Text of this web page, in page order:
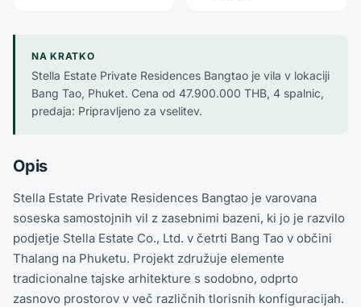
NA KRATKO
Stella Estate Private Residences Bangtao je vila v lokaciji
Bang Tao, Phuket. Cena od 47.900.000 THB, 4 spalnic,
predaja: Pripravljeno za vselitev.
Opis
Stella Estate Private Residences Bangtao je varovana
soseska samostojnih vil z zasebnimi bazeni, ki jo je razvilo
podjetje Stella Estate Co., Ltd. v četrti Bang Tao v občini
Thalang na Phuketu. Projekt združuje elemente
tradicionalne tajske arhitekture s sodobno, odprto
zasnovo prostorov v več različnih tlorisnih konfiguracijah.